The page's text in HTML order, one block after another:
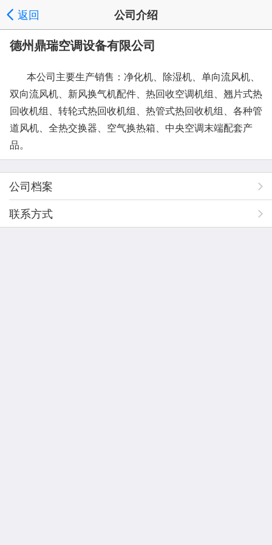
返回 公司介绍
德州鼎瑞空调设备有限公司
本公司主要生产销售：净化机、除湿机、单向流风机、
双向流风机、新风换气机配件、热回收空调机组、翘片式热
回收机组、转轮式热回收机组、热管式热回收机组、各种管
道风机、全热交换器、空气换热箱、中央空调末端配套产
品。
公司档案
联系方式